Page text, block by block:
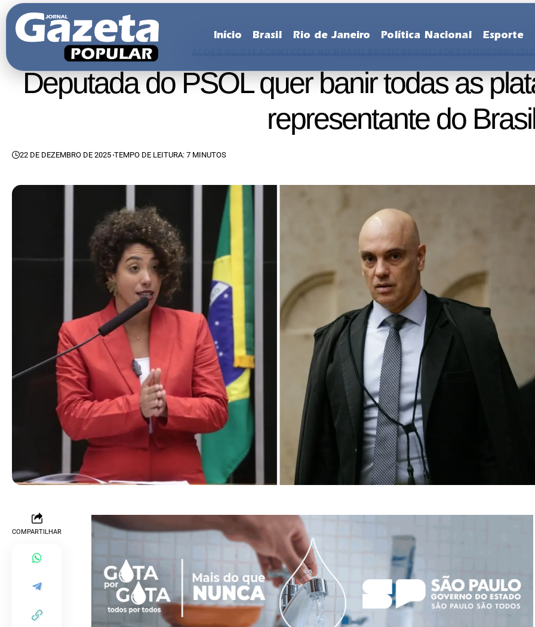
Início Brasil Rio de Janeiro Política Nacional Esporte
Deputada do PSOL quer banir todas as
representante do
22 DE DEZEMBRO DE 2025 TEMPO DE LEITURA: 7 MINUTOS
COMPARTILHAR